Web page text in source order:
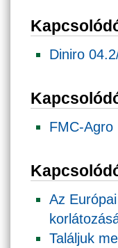
Diniro
FMC-Agro
Az
Találjuk